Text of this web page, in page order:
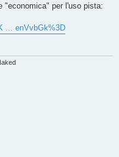
"economica" per l'uso pista:
... enVvbGk%3D